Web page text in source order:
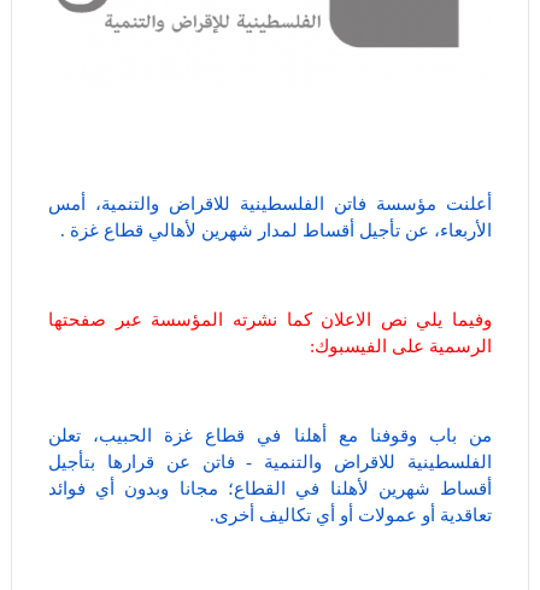
أعلنت مؤسسة فاتن الفلسطينية للاقراض والتنمية، أمس
الأربعاء، عن تأجيل أقساط لمدار شهرين لأهالي قطاع غزة .
وفيما يلي نص الاعلان كما نشرته المؤسسة عبر صفحتها
الرسمية على الفيسبوك:
من باب وقوفنا مع أهلنا في قطاع غزة الحبيب، تعلن
الفلسطينية للاقراض والتنمية - فاتن عن قرارها بتأجيل
أقساط شهرين لأهلنا في القطاع؛ مجانا وبدون أي فوائد
تعاقدية أو عمولات أو أي تكاليف أخرى.